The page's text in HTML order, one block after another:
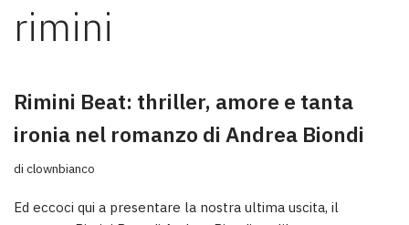
rimini
Rimini Beat: thriller, amore e tanta
ironia nel romanzo di Andrea Biondi
di clownbianco
Ed eccoci qui a presentare la nostra ultima uscita, il